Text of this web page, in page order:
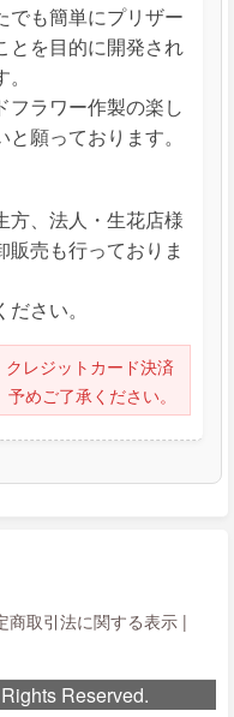
でも簡単にプリザー
とを目的に開発され
フラワー作製の楽し
願っております。
方、法人・生花店様
販売も行っておりま
さい。
レジットカード決済
めご了承ください。
商取引法に関する表示 |
Reserved.